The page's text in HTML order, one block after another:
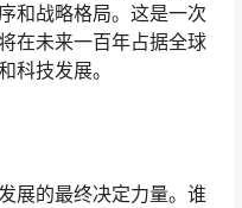
和战略格局。这是一次
在未来一百年占据全球
科技发展。
展的最终决定力量。谁